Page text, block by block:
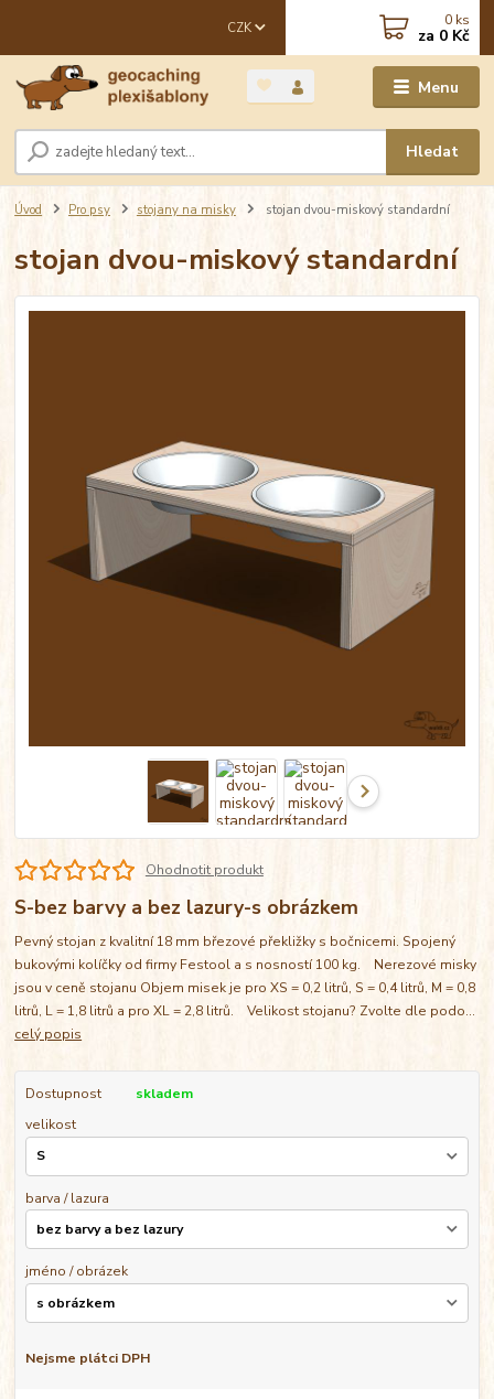
Menu
CZK
Hledat
0 ks
za 0 Kč
Úvod Pro psy stojany na misky stojan dvou-miskový standardní
stojan dvou-miskový standardní
Ohodnotit produkt
S-bez barvy a bez lazury-s obrázkem
Pevný stojan z kvalitní 18 mm březové překližky s bočnicemi. Spojený
bukovými kolíčky od firmy Festool a s nosností 100 kg. Nerezové misky
jsou v ceně stojanu Objem misek je pro XS = 0,2 litrů, S = 0,4 litrů, M = 0,8
litrů, L = 1,8 litrů a pro XL = 2,8 litrů. Velikost stojanu? Zvolte dle podo...
celý popis
Dostupnost
skladem
velikost
barva / lazura
jméno / obrázek
Nejsme plátci DPH